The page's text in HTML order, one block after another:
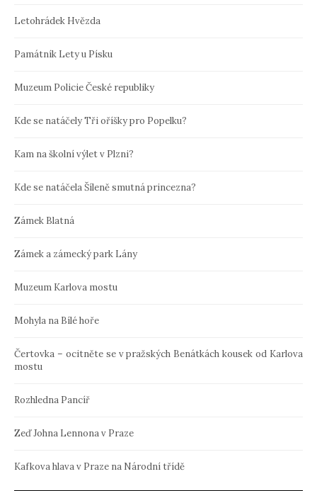
Letohrádek Hvězda
Památník Lety u Písku
Muzeum Policie České republiky
Kde se natáčely Tři oříšky pro Popelku?
Kam na školní výlet v Plzni?
Kde se natáčela Šíleně smutná princezna?
Zámek Blatná
Zámek a zámecký park Lány
Muzeum Karlova mostu
Mohyla na Bílé hoře
Čertovka – ocitněte se v pražských Benátkách kousek od Karlova
mostu
Rozhledna Pancíř
Zeď Johna Lennona v Praze
Kafkova hlava v Praze na Národní třídě